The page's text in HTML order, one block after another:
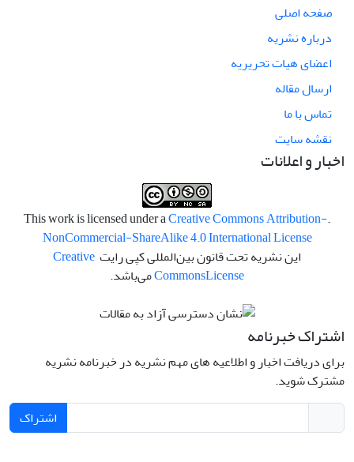
صفحه اصلی
درباره نشریه
اعضای هیات تحریریه
ارسال مقاله
تماس با ما
نقشه سایت
اخبار و اعلانات
.This work is licensed under a
Creative Commons Attribution-
NonCommercial-ShareAlike 4.0 International License
این نشریه تحت قانون بین‌المللی کپی رایت Creative
CommonsLicense می‌باشد.
اشتراک خبرنامه
برای دریافت اخبار و اطلاعیه های مهم نشریه در خبرنامه نشریه
مشترک شوید.
اشتراک